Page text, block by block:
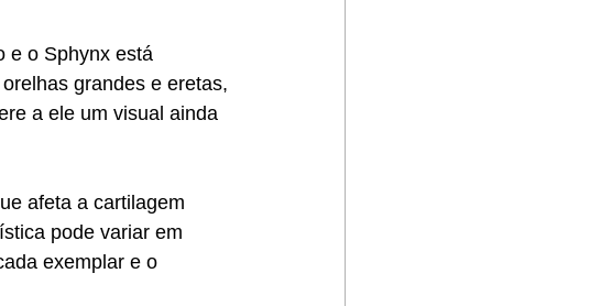
e o Sphynx está
grandes e eretas,
a ele um visual ainda
afeta a cartilagem
pode variar em
exemplar e o